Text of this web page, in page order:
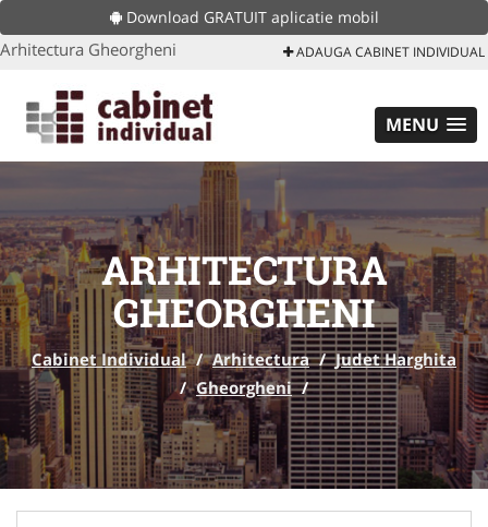
Download GRATUIT aplicatie mobil
Arhitectura Gheorgheni ADAUGA CABINET INDIVIDUAL
MENU
ARHITECTURA
GHEORGHENI
Cabinet Individual / Arhitectura / Judet Harghita
/ Gheorgheni /